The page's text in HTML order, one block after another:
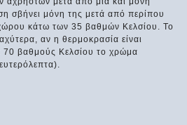
σβήνει μόνη της μετά από περίπου
κάτω των 35 βαθμών Κελσίου. Το
αν η θερμοκρασία είναι
70 βαθμούς Κελσίου το χρώμα